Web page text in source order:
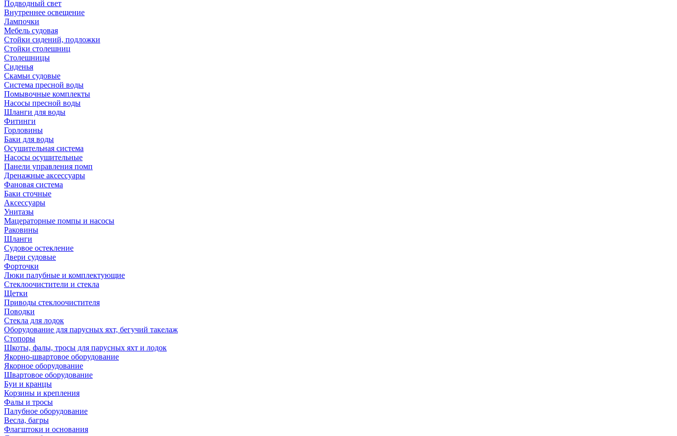
Подводный свет
Внутреннее освещение
Лампочки
Мебель судовая
Стойки сидений, подложки
Стойки столешниц
Столешницы
Сиденья
Скамьи судовые
Система пресной воды
Помывочные комплекты
Насосы пресной воды
Шланги для воды
Фитинги
Горловины
Баки для воды
Осушительная система
Насосы осушительные
Панели управления помп
Дренажные аксессуары
Фановая система
Баки сточные
Аксессуары
Унитазы
Мацераторные помпы и насосы
Раковины
Шланги
Судовое остекление
Двери судовые
Форточки
Люки палубные и комплектующие
Стеклоочистители и стекла
Щетки
Приводы стеклоочистителя
Поводки
Стекла для лодок
Оборудование для парусных яхт, бегучий такелаж
Стопоры
Шкоты, фалы, тросы для парусных яхт и лодок
Якорно-швартовое оборудование
Якорное оборудование
Швартовое оборудование
Буи и кранцы
Корзины и крепления
Фалы и тросы
Палубное оборудование
Весла, багры
Флагштоки и основания